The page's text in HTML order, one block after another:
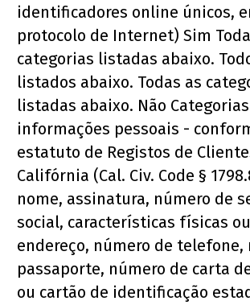
identificadores online únicos,
protocolo de Internet) Sim
categorias listadas abaixo.
listados abaixo. Todas as
listadas abaixo. Não
informações pessoais -
estatuto de Registos de
Califórnia (Cal. Civ. Code §
nome, assinatura, número de
social, características físicas
endereço, número de telefone,
passaporte, número de carta
ou cartão de identificação